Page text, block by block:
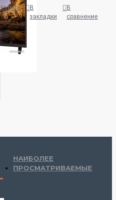
Купить
В
закладки
В
сравнение
НАИБОЛЕЕ
ПРОСМАТРИВАЕМЫЕ